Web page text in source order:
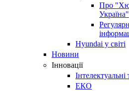
Про
Україна"
Hyundai у світі
Новини
Інновації
Інтелектуальні
ЕКО